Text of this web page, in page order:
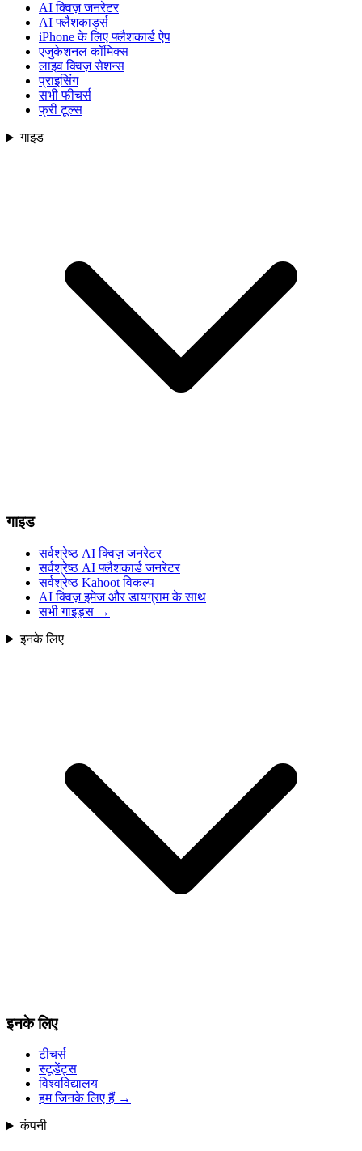
AI क्विज़ जनरेटर
AI फ्लैशकार्ड्स
iPhone के लिए फ्लैशकार्ड ऐप
एजुकेशनल कॉमिक्स
लाइव क्विज़ सेशन्स
प्राइसिंग
सभी फीचर्स
फ्री टूल्स
गाइड
गाइड
सर्वश्रेष्ठ AI क्विज़ जनरेटर
सर्वश्रेष्ठ AI फ्लैशकार्ड जनरेटर
सर्वश्रेष्ठ Kahoot विकल्प
AI क्विज़ इमेज और डायग्राम के साथ
सभी गाइड्स →
इनके लिए
इनके लिए
टीचर्स
स्टूडेंट्स
विश्वविद्यालय
हम जिनके लिए हैं →
कंपनी